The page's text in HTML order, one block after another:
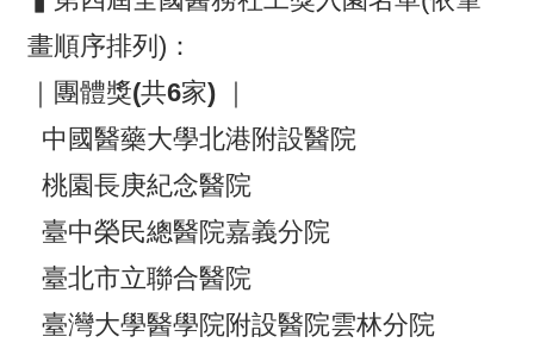
畫順序排列)：
｜團體獎(共6家) ｜
中國醫藥大學北港附設醫院
桃園長庚紀念醫院
臺中榮民總醫院嘉義分院
臺北市立聯合醫院
臺灣大學醫學院附設醫院雲林分院